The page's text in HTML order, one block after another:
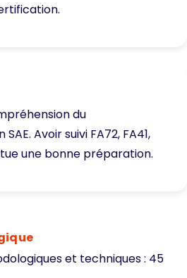
du
Avoir suivi FA72, FA41,
une bonne préparation.
et techniques : 45